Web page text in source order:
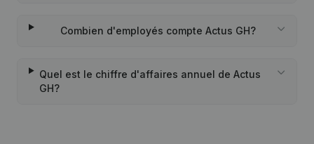
Combien d'employés compte Actus GH?
Quel est le chiffre d'affaires annuel de Actus
GH?